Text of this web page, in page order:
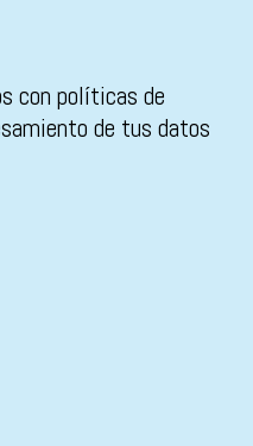
con políticas de
de tus datos